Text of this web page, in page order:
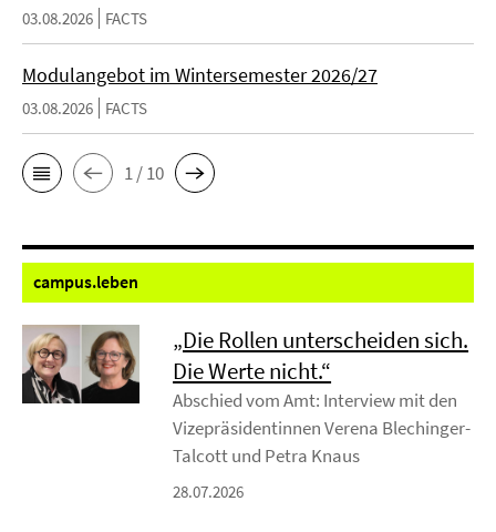
03.08.2026 FACTS
Modulangebot im Wintersemester 2026/27
03.08.2026 FACTS
1 / 10
campus.leben
„Die Rollen unterscheiden sich.
Die Werte nicht.“
Abschied vom Amt: Interview mit den
Vizepräsidentinnen Verena Blechinger-
Talcott und Petra Knaus
28.07.2026